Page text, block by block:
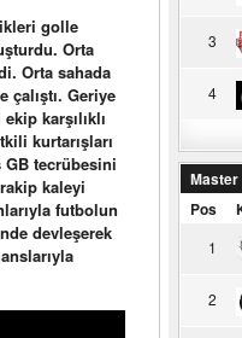
golle
Orta
Orta sahada
çalıştı. Geriye
karşılıklı
kurtarışları
GB tecrübesini
kaleyi
futbolun
devleşerek
3
4
Master
Pos
1
2